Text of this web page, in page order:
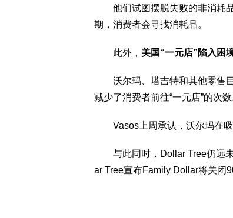
他们试图摆脱失败的非消耗品
期，消费者会寻找消耗品。
此外， 美国“一元店”陷入困
沃尔玛、塔吉特和其他零售巨
减少了消费者前往“一元店”的次数
Vasos上周承认，沃尔玛在吸
与此同时，Dollar Tree仍远未
ar Tree宣布Family Dollar将关闭